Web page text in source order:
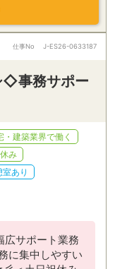
仕事No J-ES26-0633187
◇事務サポー
・建築業界で働く
み
あり
広サポート業務
に集中しやすい